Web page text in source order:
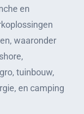
en
waaronder
tuinbouw,
en camping